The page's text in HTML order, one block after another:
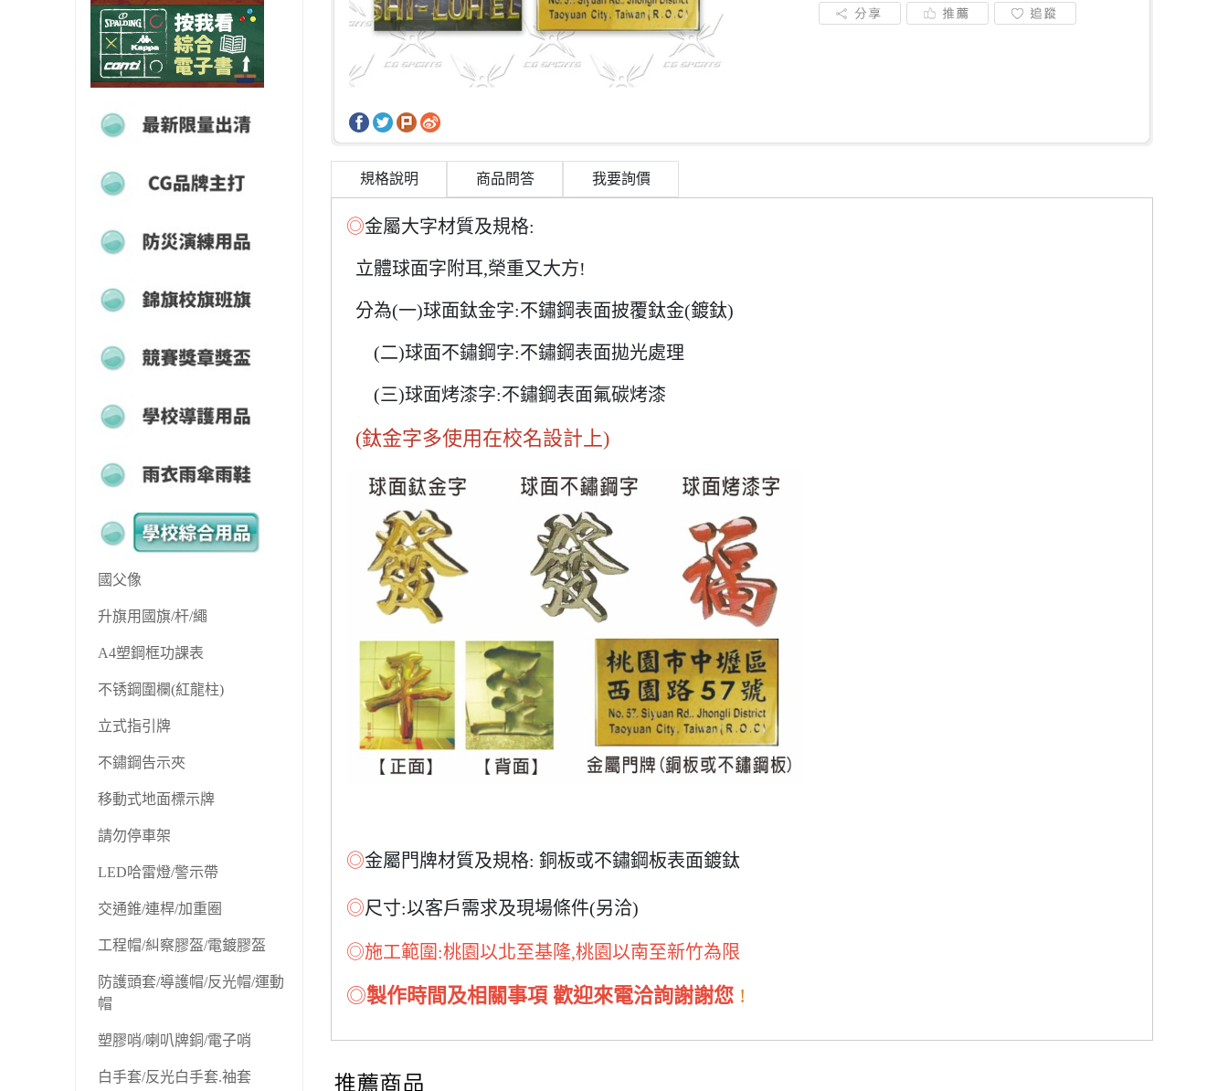
最新電子書
防災演練用品
國父像
升旗用國旗/杆/繩
A4塑鋼框功課表
不锈鋼圍欄(紅龍柱)
立式指引牌
不鏽鋼告示夾
移動式地面標示牌
請勿停車架
LED哈雷燈/警示帶
交通錐/連桿/加重圈
工程帽/糾察膠盔/電鍍膠盔
防護頭套/導護帽/反光帽/運動
帽
塑膠哨/喇叭牌銅/電子哨
白手套/反光白手套.袖套
規格說明 商品問答 我要詢價
◎金屬大字材質及規格:
立體球面字附耳,榮重又大方!
分為(一)球面鈦金字:不鏽鋼表面披覆鈦金(鍍鈦)
(二)球面不鏽鋼字:不鏽鋼表面拋光處理
(三)球面烤漆字:不鏽鋼表面氟碳烤漆
(鈦金字多使用在校名設計上)
◎金屬門牌材質及規格: 銅板或不鏽鋼板表面鍍鈦
◎尺寸:以客戶需求及現場條件(另洽)
◎施工範圍:桃園以北至基隆,桃園以南至新竹為限
◎製作時間及相關事項 歡迎來電洽詢謝謝您 !